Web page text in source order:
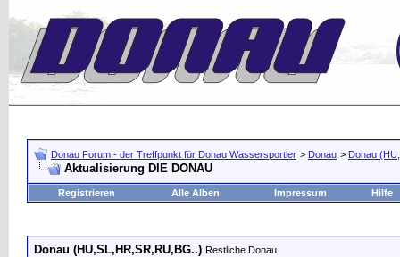
Donau Forum - der Treffpunkt für Donau Wassersportler > Donau > Donau
Aktualisierung DIE DONAU
Registrieren Alle Alben Impressum Hilfe
Donau (HU,SL,HR,SR,RU,BG..) Restliche Donau